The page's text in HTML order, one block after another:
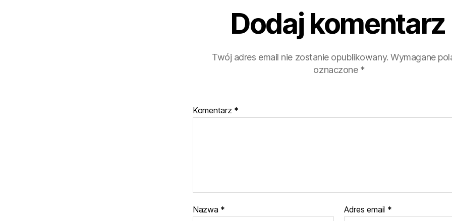
Dodaj komentarz
Twój adres email nie zostanie opublikowany. Wymagane
oznaczone *
Komentarz *
Nazwa * Adres email *